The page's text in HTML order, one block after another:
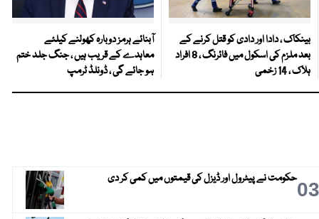
بینکاک ، دادا اور دادی کو قتل کرنے کے
بعد ملزم کی اسکول میں فائرنگ ، 8 افراد
ہلاک ، 14 زخمی
آبنائے ہرمز دوبارہ کھولنے کیلئے
معاہدے کے قریب ہیں ، جنگ جلد ختم
ہو جائے گی ، ڈونلڈ ٹرمپ
03حکومت نے پیٹرول اور ڈیزل کی قیمتوں میں کمی کر دی